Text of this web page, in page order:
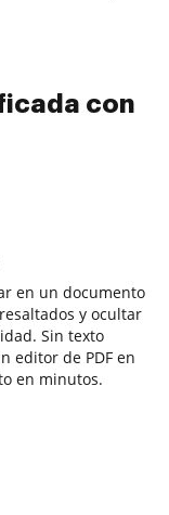
con
en un documento
y ocultar
Sin texto
editor de PDF en
en minutos.